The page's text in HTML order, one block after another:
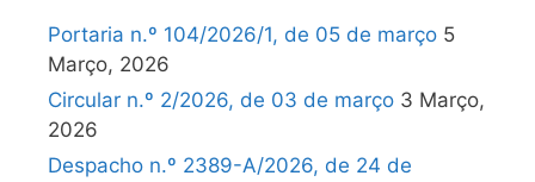
Portaria n.º 104/2026/1, de 05 de março 5
Março, 2026
Circular n.º 2/2026, de 03 de março 3 Março,
2026
Despacho n.º 2389-A/2026, de 24 de